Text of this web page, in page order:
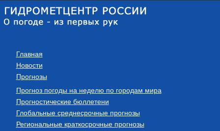
Главная
Новости
Прогнозы
Прогноз погоды на неделю по городам мира
Прогностические бюллетени
Глобальные среднесрочные прогнозы
Региональные краткосрочные прогнозы